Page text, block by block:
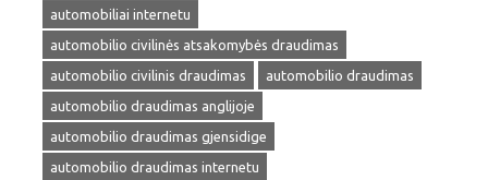
automobiliai internetu
automobilio civilinės atsakomybės draudimas
automobilio civilinis draudimas
automobilio draudimas
automobilio draudimas anglijoje
automobilio draudimas gjensidige
automobilio draudimas internetu